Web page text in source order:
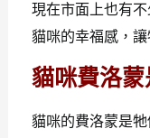
現在市面上也有
貓咪的幸福感，
貓咪費洛蒙
貓咪的費洛蒙是